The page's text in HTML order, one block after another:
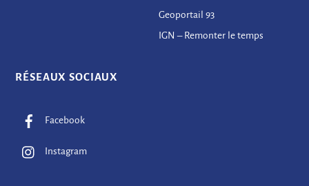
Geoportail 93
IGN – Remonter le temps
RÉSEAUX SOCIAUX
Facebook
Instagram